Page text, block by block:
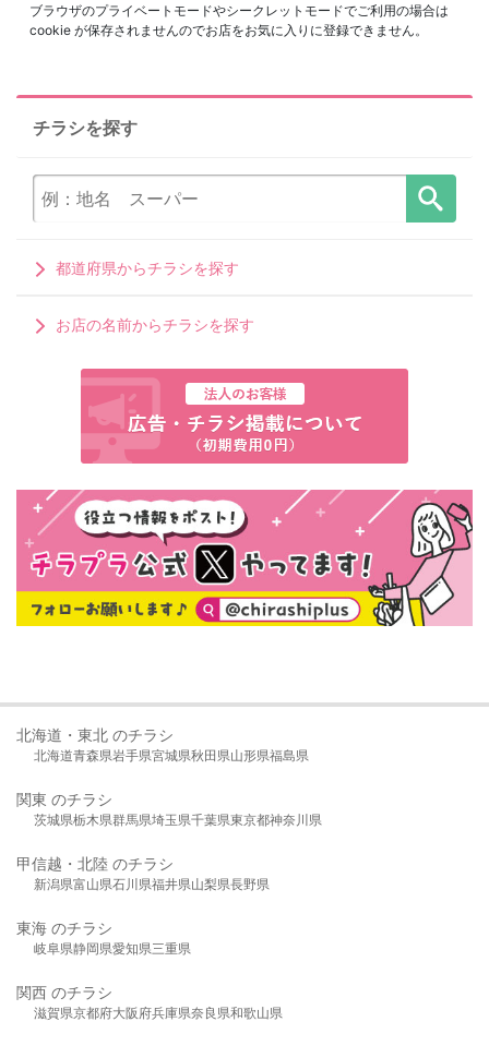
ブラウザのプライベートモードやシークレットモードでご利用の場合は
cookie が保存されませんのでお店をお気に入りに登録できません。
チラシを探す
都道府県からチラシを探す
お店の名前からチラシを探す
北海道・東北 のチラシ
北海道青森県岩手県宮城県秋田県山形県福島県
関東 のチラシ
茨城県栃木県群馬県埼玉県千葉県東京都神奈川県
甲信越・北陸 のチラシ
新潟県富山県石川県福井県山梨県長野県
東海 のチラシ
岐阜県静岡県愛知県三重県
関西 のチラシ
滋賀県京都府大阪府兵庫県奈良県和歌山県